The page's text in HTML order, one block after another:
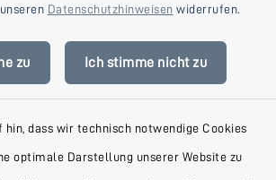
Datenschutzhinweisen widerrufen.
zu Ich stimme nicht zu
hin, dass wir technisch notwendige Cookies
optimale Darstellung unserer Website zu
Datenschutz
Impressum